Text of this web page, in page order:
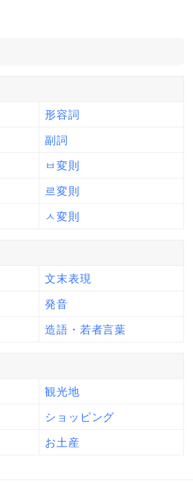
形容詞
副詞
ㅂ変則
르変則
ㅅ変則
文末表現
発音
造語・若者言葉
観光地
ショッピング
お土産